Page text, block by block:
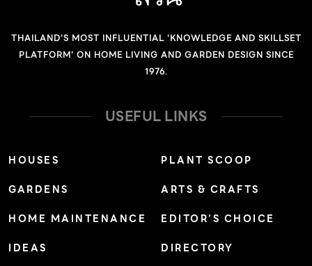
อึ้ง แห่งสวนมณีมณ ผู้ซึ่งอยู่ในวงการไม้ใบและบอนสีมาแล้วก
ของผมขายต้นไม้มาตั้งแต่แรก สมัยที่ยังต้องหาบต้นไม้ใส่
กระถางดินเผาขึ้นเรือขึ้นรถเมล์ไปขายที่บางบำหรุและตลาด
นั้นพอมาเริ่มทำไม้ใบขายเรากลับรู้สึกชอบมากกว่า เพราะ มัน
แต่ก็มีเรื่องของค่าลิขสิทธิ์พันธุ์บอนสีในเวลานั้น ซึ่งหากซื้อขาย
กันก็ราคาหลักหมื่นอยู่ จากนั้นเราก็เริ่มปลูกและศึกษาเกี่ยวกับ
เวลามากว่า 20 ปีมาแล้ว ทำไมบอนสีปัจจุบันถึงราคาสูงขึ้น
THAILAND'S MOST INFLUENTIAL 'KNOWLEDGE AND SKILLSET
PLATFORM' ON HOME LIVING AND GARDEN DESIGN SINCE
1976.
USEFUL LINKS
HOUSES
GARDENS
HOME MAINTENANCE
IDEAS
PLANT SCOOP
ARTS & CRAFTS
EDITOR’S CHOICE
DIRECTORY